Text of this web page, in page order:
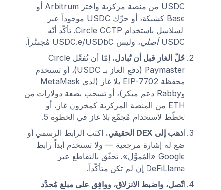
USDC من منصة مركزية واختر Arbitrum أو
Base كشبكة، أو حرِّك USDC موجوداً عبر
السلاسل باستخدام Circle CCTP. تأكّد أنّه
USDC أصلي، وليس USDC.e/USDbC مُجسَّراً.
حُلّ الغاز قبل أن تُبادل.
إمّا أن تُفعِّل Circle
Paymaster (دفع الغاز بـ USDC)، أو تستخدم
محفظة EIP-7702 بلا غاز (لدى MetaMask
وRabby دعم مبكر)، أو تسحب بضعة دولارات من
ETH من المنصة المركزية كمخزون غاز، أو
تخطّط لاستخدام مُجمِّع بلا غاز في الخطوة 5.
اذهب إلى DEX الحقيقي.
اكتب الرابط الرسمي أو
ضع له إشارة مرجعية — ولا تستخدم أبداً رابط
Google «المُموَّل». تحقّق بالتقاطع عبر
DeFiLlama إن لم تكن متأكّداً.
اتّصل، واضبط الانزلاق، ووافِق على مبلغ مُحدَّد